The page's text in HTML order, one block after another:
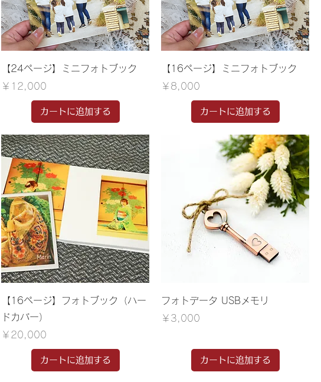
【24ページ】ミニフォトブック
価格
￥12,000
カートに追加する
【16ページ】ミニフォトブック
価格
￥8,000
カートに追加する
【16ページ】フォトブック（ハー
ドカバー）
価格
￥20,000
カートに追加する
フォトデータ USBメモリ
価格
￥3,000
カートに追加する